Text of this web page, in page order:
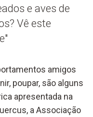
e aves de
Vê este
amigos
poupar, são alguns
apresentada na
a Associação